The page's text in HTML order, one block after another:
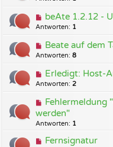
beAte 1.2.12 -
Antworten: 1
Beate auf dem
Antworten: 8
Erledigt: Host-
Antworten: 2
Fehlermeldung
werden"
Antworten: 1
Fernsignatur